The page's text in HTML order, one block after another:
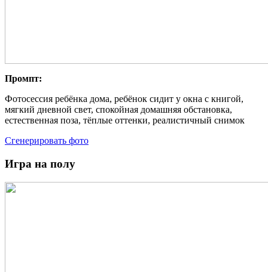
Промпт:
Фотосессия ребёнка дома, ребёнок сидит у окна с книгой,
мягкий дневной свет, спокойная домашняя обстановка,
естественная поза, тёплые оттенки, реалистичный снимок
Сгенерировать фото
Игра на полу